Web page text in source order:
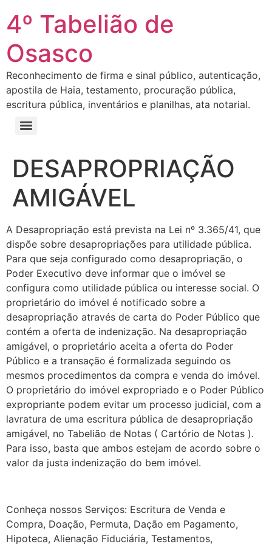
4º Tabelião de
Osasco
Reconhecimento de firma e sinal público, autenticação,
apostila de Haia, testamento, procuração pública,
escritura pública, inventários e planilhas, ata notarial.
DESAPROPRIAÇÃO
AMIGÁVEL
A Desapropriação está prevista na Lei nº 3.365/41, que
dispõe sobre desapropriações para utilidade pública.
Para que seja configurado como desapropriação, o
Poder Executivo deve informar que o imóvel se
configura como utilidade pública ou interesse social. O
proprietário do imóvel é notificado sobre a
desapropriação através de carta do Poder Público que
contém a oferta de indenização. Na desapropriação
amigável, o proprietário aceita a oferta do Poder
Público e a transação é formalizada seguindo os
mesmos procedimentos da compra e venda do imóvel.
O proprietário do imóvel expropriado e o Poder Público
expropriante podem evitar um processo judicial, com a
lavratura de uma escritura pública de desapropriação
amigável, no Tabelião de Notas ( Cartório de Notas ).
Para isso, basta que ambos estejam de acordo sobre o
valor da justa indenização do bem imóvel.
Conheça nossos Serviços: Escritura de Venda e
Compra, Doação, Permuta, Dação em Pagamento,
Hipoteca, Alienação Fiduciária, Testamentos,